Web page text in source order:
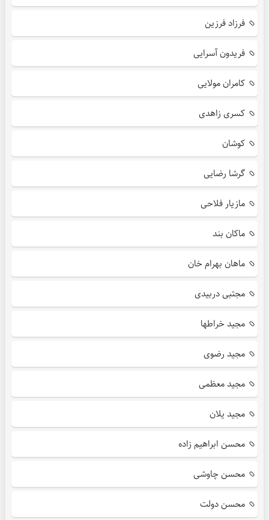
فرزاد فرزین
فریدون آسرایی
کامران مولایی
کسری زاهدی
کوشان
گرشا رضایی
مازیار فلاحی
ماکان بند
ماهان بهرام خان
مجتبی دربیدی
مجید خراطها
مجید رضوی
مجید معظمی
مجید یلان
محسن ابراهیم زاده
محسن چاوشی
محسن دولت